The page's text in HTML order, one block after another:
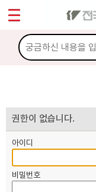
권한이 없습니다.
아이디
비밀번호
마이페이지
소개
노동상담
자료
부설기관